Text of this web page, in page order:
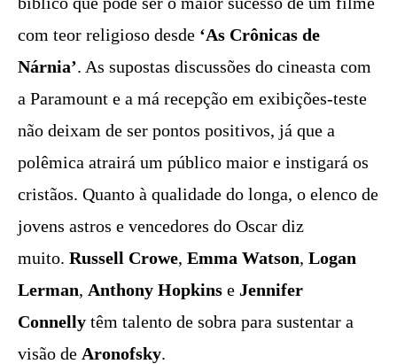
com teor religioso desde ‘As Crônicas de
Nárnia’. As supostas discussões do cineasta com
a Paramount e a má recepção em exibições-teste
não deixam de ser pontos positivos, já que a
polêmica atrairá um público maior e instigará os
cristãos. Quanto à qualidade do longa, o elenco de
jovens astros e vencedores do Oscar diz
muito. Russell Crowe, Emma Watson, Logan
Lerman, Anthony Hopkins e Jennifer
Connelly têm talento de sobra para sustentar a
visão de Aronofsky.